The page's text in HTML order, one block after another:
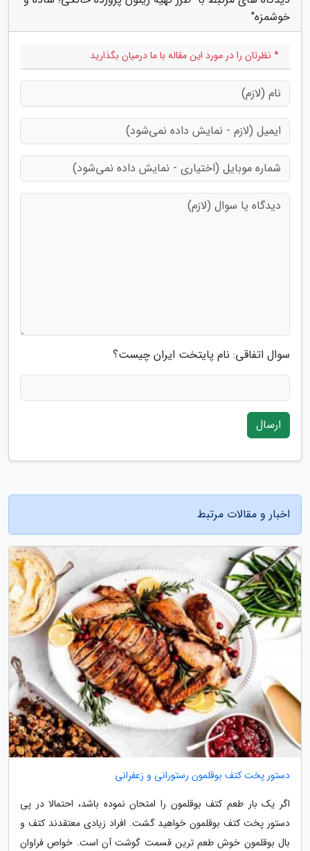
خوشمزه"
* نظرتان را در مورد این مقاله با ما درمیان بگذارید
سوال اتفاقی: نام پایتخت ایران چیست؟
ارسال
اخبار و مقالات مرتبط
دستور پخت کتف بوقلمون رستورانی و زعفرانی
اگر یک بار طعم کتف بوقلمون را امتحان نموده باشد، احتمالا در پی
دستور پخت کتف بوقلمون خواهید گشت. افراد زیادی معتقدند کتف و
بال بوقلمون خوش طعم ترین قسمت گوشت آن است. خواص فراوان